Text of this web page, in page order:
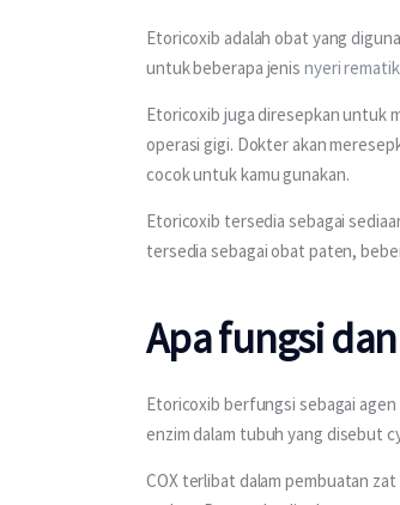
Etoricoxib adalah obat yang
untuk beberapa jenis nyeri rematik
Etoricoxib juga diresepkan untuk
operasi gigi. Dokter akan
cocok untuk kamu gunakan.
Etoricoxib tersedia sebagai
tersedia sebagai obat paten,
Apa fungsi
Etoricoxib berfungsi sebagai
enzim dalam tubuh yang disebut
COX terlibat dalam pembuatan